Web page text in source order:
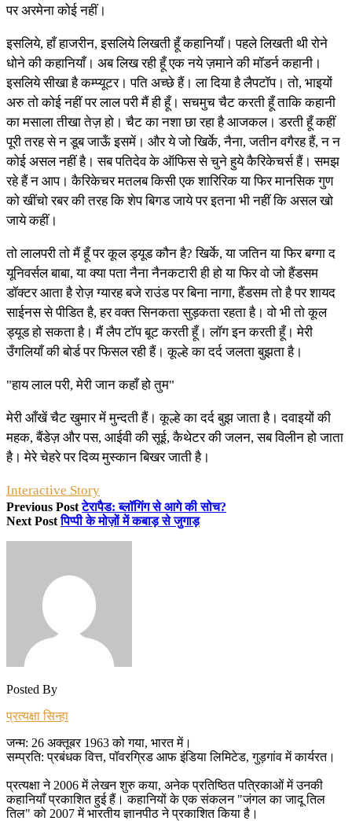
पर अरमेना कोई नहीं।
इसलिये, हाँ हाजरीन, इसलिये लिखती हूँ कहानियाँ। पहले लिखती थी रोने
धोने की कहानियाँ। अब लिख रही हूँ एक नये ज़माने की मॉडर्न कहानी।
इसलिये सीखा है कम्प्यूटर। पति अच्छे हैं। ला दिया है लैपटॉप। तो, भाइयों
अरु तो कोई नहीं पर लाल परी मैं ही हूँ। सचमुच चैट करती हूँ ताकि कहानी
का मसाला तीखा तेज़ हो। चैट का नशा छा रहा है आजकल। डरती हूँ कहीं
पूरी तरह से न डूब जाऊँ इसमें। और ये जो खिर्के, नैना, जतीन वगैरह हैं, न न
कोई असल नहीं है। सब पतिदेव के ऑफिस से चुने हुये कैरिकेचर्स हैं। समझ
रहे हैं न आप। कैरिकेचर मतलब किसी एक शारिरिक या फिर मानसिक गुण
को खींचो रबर की तरह कि शेप बिगड जाये पर इतना भी नहीं कि असल खो
जाये कहीं।
तो लालपरी तो मैं हूँ पर कूल ड्यूड कौन है? खिर्के, या जतिन या फिर बग्गा द
यूनिवर्सल बाबा, या क्या पता नैना नैनकटारी ही हो या फिर वो जो हैंडसम
डॉक्टर आता है रोज़ ग्यारह बजे राउंड पर बिना नागा, हैंडसम तो है पर शायद
साईनस से पीडित है, हर वक्त सिनकता सुड़कता रहता है। वो भी तो कूल
ड्यूड हो सकता है। मैं लैप टॉप बूट करती हूँ। लॉग इन करती हूँ। मेरी
उँगलियाँ की बोर्ड पर फिसल रही हैं। कूल्हे का दर्द जलता बुझता है।
"हाय लाल परी, मेरी जान कहाँ हो तुम"
मेरी आँखें चैट खुमार में मुन्दती हैं। कूल्हे का दर्द बुझ जाता है। दवाइयों की
महक, बैंडेज़ और पस, आईवी की सूई, कैथेटर की जलन, सब विलीन हो जाता
है। मेरे चेहरे पर दिव्य मुस्कान बिखर जाती है।
Interactive Story
Previous Post टेरापैड: ब्लॉगिंग से आगे की सोच?
Next Post पिप्पी के मोज़ों में कबाड़ से जुगाड़
Posted By
प्रत्यक्षा सिन्हा
जन्म: 26 अक्तूबर 1963 को गया, भारत में।
सम्प्रति: प्रबंधक वित्त, पॉवरग्रिड आफ इंडिया लिमिटेड, गुड़गांव में कार्यरत।
प्रत्यक्षा ने 2006 में लेखन शुरु कया, अनेक प्रतिष्ठित पत्रिकाओं में उनकी
कहानियाँ प्रकाशित हुई हैं। कहानियों के एक संकलन "जंगल का जादू तिल
तिल" को 2007 में भारतीय ज्ञानपीठ ने प्रकाशित किया है।